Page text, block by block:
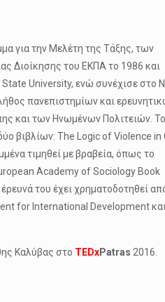
για την Μελέτη της Τάξης, των
Διοίκησης του ΕΚΠΑ το 1986 και
State University, ενώ συνέχισε στο
πανεπιστημίων και
και των Ηνωμένων Πολιτειών. Το
βιβλίων: The Logic of Violence in
τιμηθεί με βραβεία, όπως το
Academy of Sociology Book
του έχει χρηματοδοτηθεί
for International Development
Καλύβας στο TEDxPatras 2016.